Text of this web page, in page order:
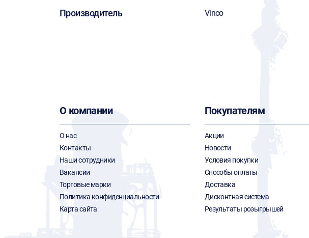
Производитель Vinco
О компании
О нас
Контакты
Наши сотрудники
Вакансии
Торговые марки
Политика конфиденциальности
Карта сайта
Покупателям
Акции
Новости
Условия покупки
Способы оплаты
Доставка
Дисконтная система
Результаты розыгрышей